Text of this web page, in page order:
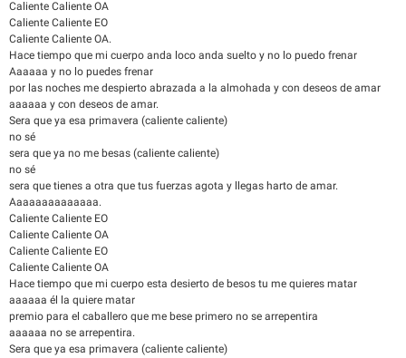
Caliente Caliente OA
Caliente Caliente EO
Caliente Caliente OA.
Hace tiempo que mi cuerpo anda loco anda suelto y no lo puedo frenar
Aaaaaa y no lo puedes frenar
por las noches me despierto abrazada a la almohada y con deseos de amar
aaaaaa y con deseos de amar.
Sera que ya esa primavera (caliente caliente)
no sé
sera que ya no me besas (caliente caliente)
no sé
sera que tienes a otra que tus fuerzas agota y llegas harto de amar.
Aaaaaaaaaaaaaa.
Caliente Caliente EO
Caliente Caliente OA
Caliente Caliente EO
Caliente Caliente OA
Hace tiempo que mi cuerpo esta desierto de besos tu me quieres matar
aaaaaa él la quiere matar
premio para el caballero que me bese primero no se arrepentira
aaaaaa no se arrepentira.
Sera que ya esa primavera (caliente caliente)